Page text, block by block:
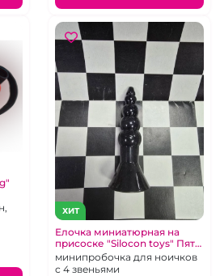
ХИТ
Елочка миниатюрная на
присоске "Silocon toys" Пять
пальчиков черная
минипробочка для ноичков
с 4 звеньями